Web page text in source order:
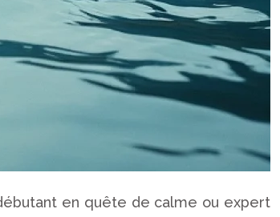
en quête de calme ou expert